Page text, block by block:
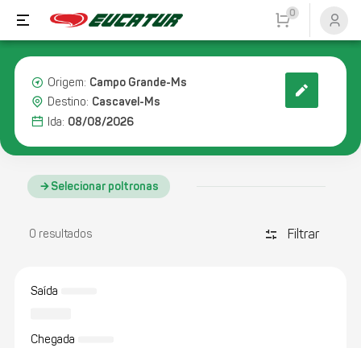
0
Origem: Campo Grande-Ms
Destino: Cascavel-Ms
Ida: 08/08/2026
Selecionar poltronas
0 resultados discover_tune Filtrar
Saída
Chegada